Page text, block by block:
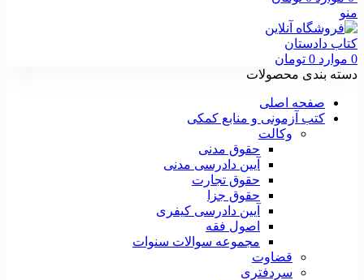
منو
0 موارد 0 تومان
دسته بندی محصولات
صفحه اصلی
کتب آزمونی و منابع کمکی
وکالت
حقوق مدنی
آیین دادرسی مدنی
حقوق تجارت
حقوق جزا
آیین دادرسی کیفری
اصول فقه
مجموعه سوالات سنوات
قضاوت
سردفتری